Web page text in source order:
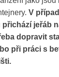
V
jeřáb
dopravit
při práci s